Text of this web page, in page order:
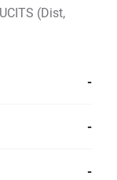
(Dist,
-
-
-